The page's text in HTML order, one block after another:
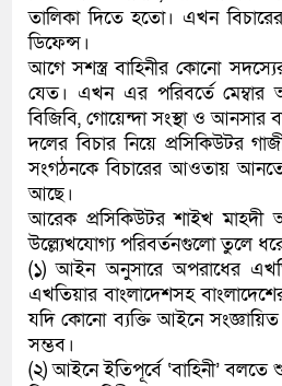
তালিকা দিতে হতো। এখন
ডিফেন্স।
আগে সশস্ত্র বাহিনীর কোনো
যেত। এখন এর পরিবর্তে মেম্বার
বিজিবি, গোয়েন্দা সংস্থা ও আনসার
দলের বিচার নিয়ে প্রসিকিউটর
সংগঠনকে বিচারের আওতায়
আছে।
আরেক প্রসিকিউটর শাইখ মাহদী
উল্ল্যেখযোগ্য পরিবর্তনগুলো তুলে
(১) আইন অনুসারে অপরাধের
এখতিয়ার বাংলাদেশসহ
যদি কোনো ব্যক্তি আইনে
সম্ভব।
(২) আইনে ইতিপূর্বে ‘বাহিনী’